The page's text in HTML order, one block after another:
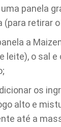
panela
(para retirar
a
leite), o sal e
os
alto e
até a